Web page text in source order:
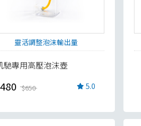
靈活調整泡沫輸出量
馳專用高壓泡沫壺
$650 5.0